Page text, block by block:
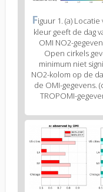
Figure
2
caption
(legend)
Figuur 1. (a)
kleur geeft de dag
OMI NO2-
Open cirkels
minimum niet
NO2-kolom op de
de OMI-gegevens.
TROPOMI-
Figure
3
body
text